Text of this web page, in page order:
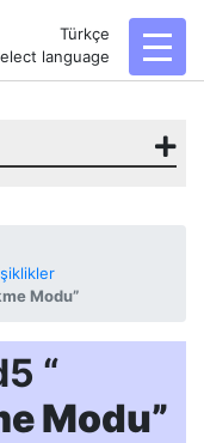
Türkçe
language
Modu”
“
Modu”